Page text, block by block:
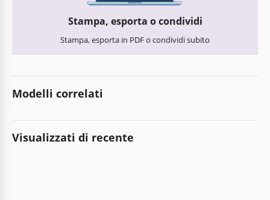
Stampa, esporta o condividi
Stampa, esporta in PDF o condividi subito
Modelli correlati
Visualizzati di recente